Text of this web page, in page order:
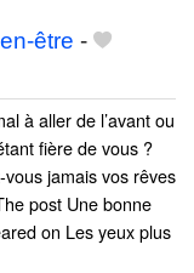
être -
à aller de l’avant ou
fière de vous ?
vous jamais vos rêves
post Une bonne
on Les yeux plus